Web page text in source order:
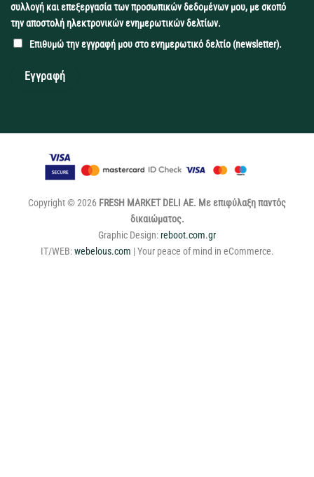
συλλογή και επεξεργασία των προσωπικών δεδομένων μου, με σκοπό
την αποστολή ηλεκτρονικών ενημερωτικών δελτίων.
Επιθυμώ την εγγραφή μου στο ενημερωτικό δελτίο (newsletter).
Copyright © 2026 FRESH MARKET DELI ΑΕ. Με επιφύλαξη παντός
δικαιώματος.
Graphic Design: reboot.com.gr
IT/WEB:webelous.com | Your peace of mind in eCommerce.